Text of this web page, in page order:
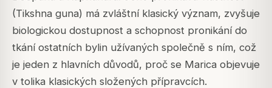
(Tikshna guna) má zvláštní klasický význam, zvyšuje
biologickou dostupnost a schopnost pronikání do
tkání ostatních bylin užívaných společně s ním, což
je jeden z hlavních důvodů, proč se Marica objevuje
v tolika klasických složených přípravcích.